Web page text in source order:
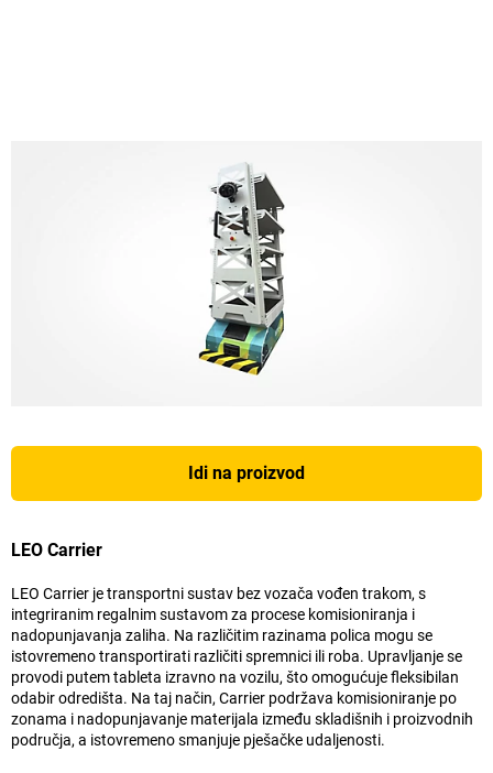
Idi na proizvod
LEO Carrier
LEO Carrier je transportni sustav bez vozača vođen trakom, s
integriranim regalnim sustavom za procese komisioniranja i
nadopunjavanja zaliha. Na različitim razinama polica mogu se
istovremeno transportirati različiti spremnici ili roba. Upravljanje se
provodi putem tableta izravno na vozilu, što omogućuje fleksibilan
odabir odredišta. Na taj način, Carrier podržava komisioniranje po
zonama i nadopunjavanje materijala između skladišnih i proizvodnih
područja, a istovremeno smanjuje pješačke udaljenosti.